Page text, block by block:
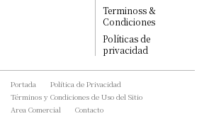
Terminoss &
Condiciones
Políticas de
privacidad
Portada
Política de Privacidad
Términos y Condiciones de Uso del Sitio
Area Comercial
Contacto